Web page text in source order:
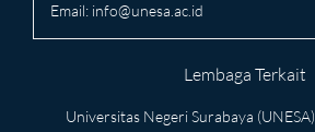
Email: info@unesa.ac.id
Lembaga Terkait
Universitas Negeri Surabaya (UNESA)